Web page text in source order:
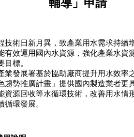
術日新月異，致產業用水需求持續
有效運用國內水資源，強化產業水資
目標。
發展署基於協助廠商提升用水效率
趨勢推廣計畫」提供國內製造業者更
資源回收等水循環技術，改善用水情
循環發展。